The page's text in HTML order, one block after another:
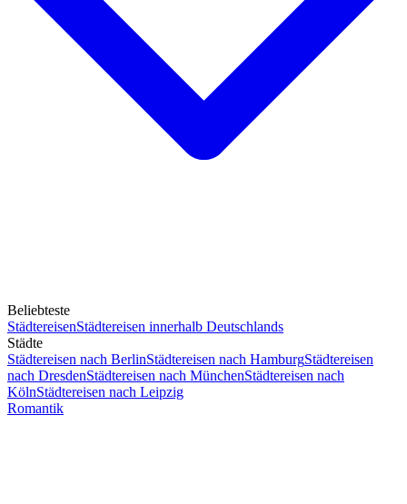
Beliebteste
StädtereisenStädtereisen innerhalb Deutschlands
Städte
Städtereisen nach BerlinStädtereisen nach HamburgStädtereisen
nach DresdenStädtereisen nach MünchenStädtereisen nach
KölnStädtereisen nach Leipzig
Romantik